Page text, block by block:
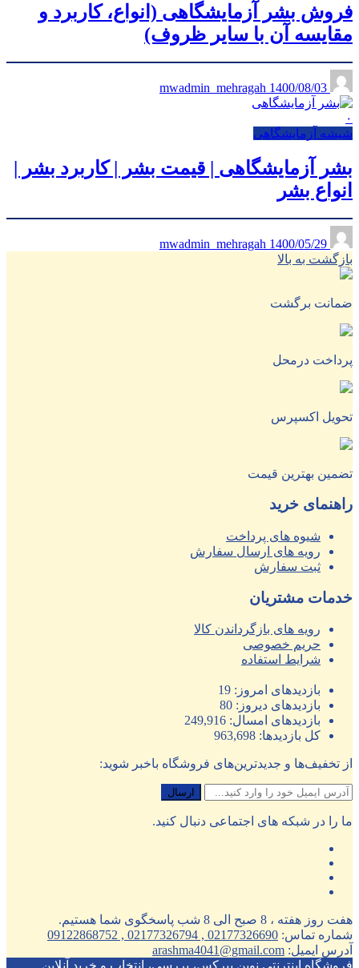
فروش بشر آزمایشگاهی (انواع، کاربرد و
مقایسه آن با سایر ظروف)
1400/08/03
۰
شیشه آزمایشگاهی
بشر آزمایشگاهی | قیمت بشر | کاربرد بشر |
انواع بشر
1400/05/29
بازگشت به بالا
ضمانت برگشت
پرداخت درمحل
تحویل اکسپرس
تضمین بهترین قیمت
راهنمای خرید
شیوه های پرداخت
رویه های ارسال سفارش
ثبت سفارش
خدمات مشتریان
رویه های بازگرداندن کالا
حریم خصوصی
شرایط استفاده
بازدیدهای امروز: 19
بازدیدهای دیروز: 80
بازدیدهای امسال: 249,916
کل بازدیدها: 963,698
از تخفیف‌ها و جدیدترین‌های فروشگاه باخبر شوید:
ما را در شبکه های اجتماعی دنبال کنید.
هفت روز هفته ، 8 صبح الی 8 شب پاسخگوی شما هستیم.
شماره تماس: 02177326690 , 02177326794 , 09122868752
آدرس ایمیل: arashma4041@gmail.com